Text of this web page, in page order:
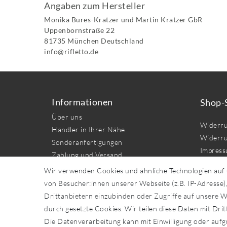
Angaben zum Hersteller
Monika Bures-Kratzer und Martin Kratzer GbR
Uppenbornstraße 22
81735 München Deutschland
info@rifletto.de
Informationen
Über uns
Händler in Ihrer Nähe
Sonderanfertigungen
Zahlung und Versand
Shop-
AGB
Kontakt
Wir verwenden Cookies und ähnliche Technologien
von Besucher:innen unserer Webseite (z.B. IP-
Drittanbietern einzubinden oder Zugriffe auf unsere
durch gesetzte Cookies. Wir teilen diese Daten mit
Die Datenverarbeitung kann mit Einwilligung oder